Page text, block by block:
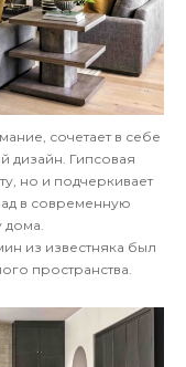
сочетает в себе
дизайн. Гипсовая
но и подчеркивает
в современную
дома.
из известняка был
пространства.